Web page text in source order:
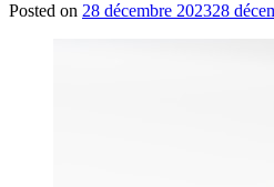
Posted on 28 décembre 202328